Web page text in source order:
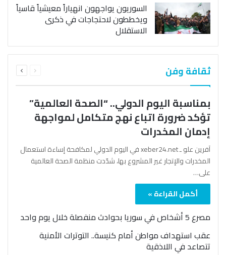
السوريون يواجهون انهياراً معيشياً قاسياً
ويخططون لاحتجاجات في ذكرى
الاستقلال
ثقافة وفن الصفحةالصفحة
بمناسبة اليوم الدولي.. “الصحة العالمية”
تؤكد ضرورة اتباع نهج متكامل لمواجهة
إدمان المخدرات
آفرين علو ـ xeber24.net في اليوم الدولي لمكافحة إساءة استعمال
المخدرات والإتجار غير المشروع بها، شدّدت منظمة الصحة العالمية
على…
أكمل القراءة »
مصرع 5 أشخاص في سوريا بحوادث منفصلة خلال يوم واحد
عقب استهداف مواطن أمام كنيسة.. التوترات الأمنية
تتصاعد في اللاذقية